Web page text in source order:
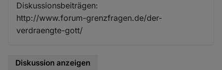
Diskussionsbeiträgen:
http://www.forum-grenzfragen.de/der-
verdraengte-gott/
Diskussion anzeigen